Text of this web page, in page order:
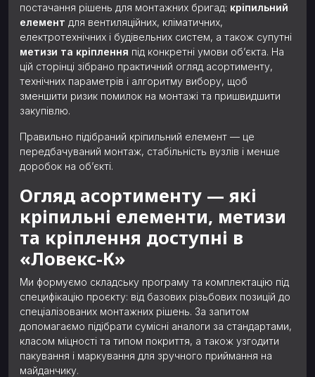
постачання рішень для монтажних бригад: кріпильний
елемент для вентиляційних, кліматичних,
електротехнічних і будівельних систем, а також супутні
метизи та кріплення під конкретні умови об’єкта. На
цій сторінці зібрано практичний огляд асортименту,
технічних параметрів і алгоритму вибору, щоб
зменшити ризик помилок на монтажі та пришвидшити
закупівлю.
Правильно підібраний кріпильний елемент — це
передбачуваний монтаж, стабільність вузлів і менше
доробок на об’єкті.
Огляд асортименту — які
кріпильні елементи, метизи
та кріплення доступні в
«Ловекс-К»
Ми формуємо складську програму та комплектацію під
специфікацію проєкту: від базових різьбових позицій до
спеціалізованих монтажних рішень. За запитом
допомагаємо підібрати сумісні аналоги за стандартами,
класом міцності та типом покриття, а також узгодити
пакування і маркування для зручного приймання на
майданчику.